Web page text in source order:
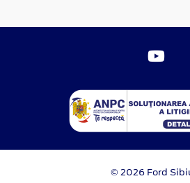
© 2026 Ford